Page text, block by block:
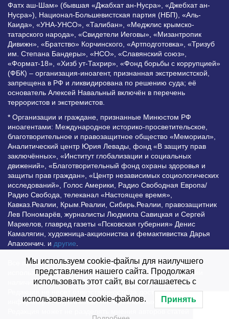
Фатх аш-Шам» (бывшая «Джабхат ан-Нусра», «Джебхат ан-
Нусра»), Национал-Большевистская партия (НБП), «Аль-
Каида», «УНА-УНСО», «Талибан», «Меджлис крымско-
татарского народа», «Свидетели Иеговы», «Мизантропик
Дивижн», «Братство» Корчинского, «Артподготовка», «Тризуб
им. Степана Бандеры», «НСО», «Славянский союз»,
«Формат-18», «Хизб ут-Тахрир», «Фонд борьбы с коррупцией»
(ФБК) – организация-иноагент, признанная экстремистской,
запрещена в РФ и ликвидирована по решению суда; её
основатель Алексей Навальный включён в перечень
террористов и экстремистов.
* Организации и граждане, признанные Минюстом РФ
иноагентами: Международное историко-просветительское,
благотворительное и правозащитное общество «Мемориал»,
Аналитический центр Юрия Левады, фонд «В защиту прав
заключённых», «Институт глобализации и социальных
движений», «Благотворительный фонд охраны здоровья и
защиты прав граждан», «Центр независимых социологических
исследований», Голос Америки, Радио Свободная Европа/
Радио Свобода, телеканал «Настоящее время»,
Кавказ.Реалии, Крым.Реалии, Сибирь.Реалии, правозащитник
Лев Пономарёв, журналисты Людмила Савицкая и Сергей
Маркелов, главред газеты «Псковская губерния» Денис
Камалягин, художница-акционистка и фемактивистка Дарья
Апахончич. и другие
Все права защищены и охраняются законом. Любое
использование материалов сайта допустимо при условии
наличия активной гиперссылки на Vesti.UZ.
Редакция не несет ответственности за достоверность
информации, опубликованной в рекламных объявлениях.
Мы используем cookie-файлы для наилучшего
представления нашего сайта. Продолжая
использовать этот сайт, вы соглашаетесь с
использованием cookie-файлов. Принять